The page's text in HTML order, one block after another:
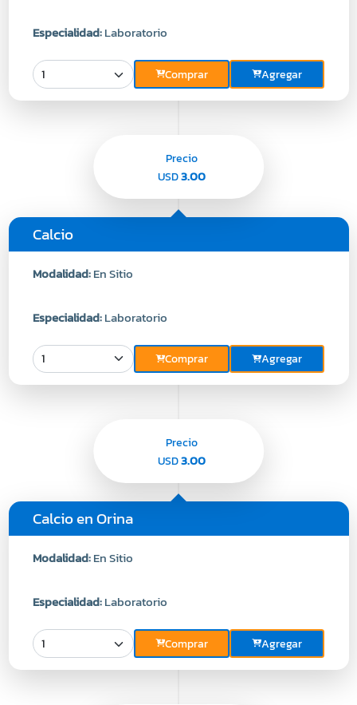
Especialidad:Laboratorio
Comprar Agregar
Calcio
Modalidad:En Sitio
Especialidad:Laboratorio
Comprar Agregar
Precio
USD3.00
Calcio en Orina
Modalidad:En Sitio
Especialidad:Laboratorio
Comprar Agregar
Precio
USD3.00